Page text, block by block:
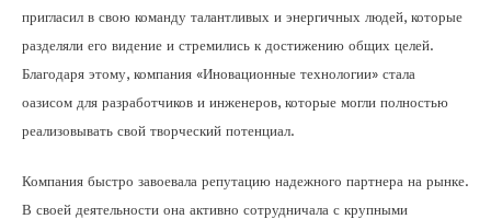
пригласил в свою команду талантливых и энергичных людей, которые
разделяли его видение и стремились к достижению общих целей.
Благодаря этому, компания «Иновационные технологии» стала
оазисом для разработчиков и инженеров, которые могли полностью
реализовывать свой творческий потенциал.
Компания быстро завоевала репутацию надежного партнера на рынке.
В своей деятельности она активно сотрудничала с крупными